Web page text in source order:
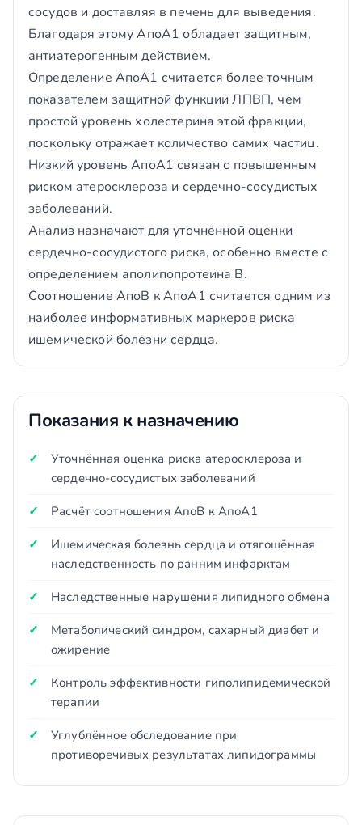
сосудов и доставляя в печень для выведения.
Благодаря этому АпоА1 обладает защитным,
антиатерогенным действием.
Определение АпоА1 считается более точным
показателем защитной функции ЛПВП, чем
простой уровень холестерина этой фракции,
поскольку отражает количество самих частиц.
Низкий уровень АпоА1 связан с повышенным
риском атеросклероза и сердечно-сосудистых
заболеваний.
Анализ назначают для уточнённой оценки
сердечно-сосудистого риска, особенно вместе с
определением аполипопротеина В.
Соотношение АпоВ к АпоА1 считается одним из
наиболее информативных маркеров риска
ишемической болезни сердца.
Показания к назначению
Уточнённая оценка риска атеросклероза и
сердечно-сосудистых заболеваний
Расчёт соотношения АпоВ к АпоА1
Ишемическая болезнь сердца и отягощённая
наследственность по ранним инфарктам
Наследственные нарушения липидного обмена
Метаболический синдром, сахарный диабет и
ожирение
Контроль эффективности гиполипидемической
терапии
Углублённое обследование при
противоречивых результатах липидограммы